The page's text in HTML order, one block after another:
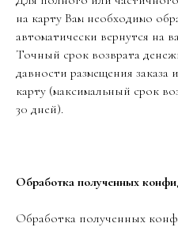
на карту Вам необходимо
автоматически вернутся на
Точный срок возврата
давности размещения
карту (максимальный срок
30 дней).
Обработка полученных
Обработка полученных